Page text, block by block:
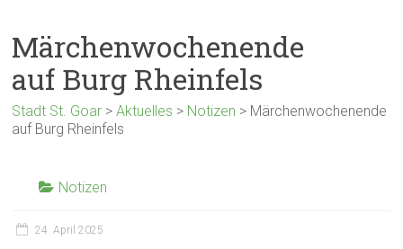
Märchenwochenende
auf Burg Rheinfels
Stadt St. Goar >Aktuelles > Notizen > Märchenwochenende
auf Burg Rheinfels
Notizen
24. April 2025